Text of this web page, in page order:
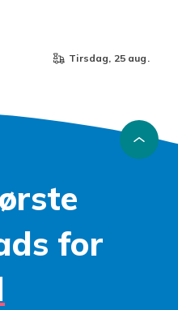
tirsdag, 25 aug.
for